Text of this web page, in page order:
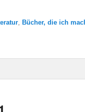
, Bücher, die ich